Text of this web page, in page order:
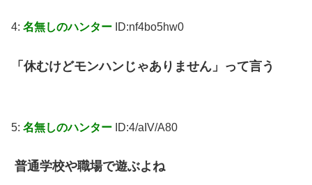
4: 名無しのハンター ID:nf4bo5hw0
「休むけどモンハンじゃありません」って言う
5: 名無しのハンター ID:4/aIV/A80
普通学校や職場で遊ぶよね